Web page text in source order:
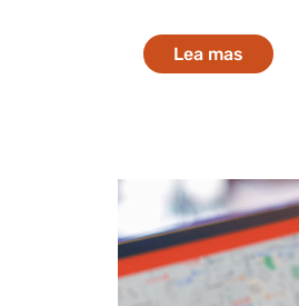
Lea mas